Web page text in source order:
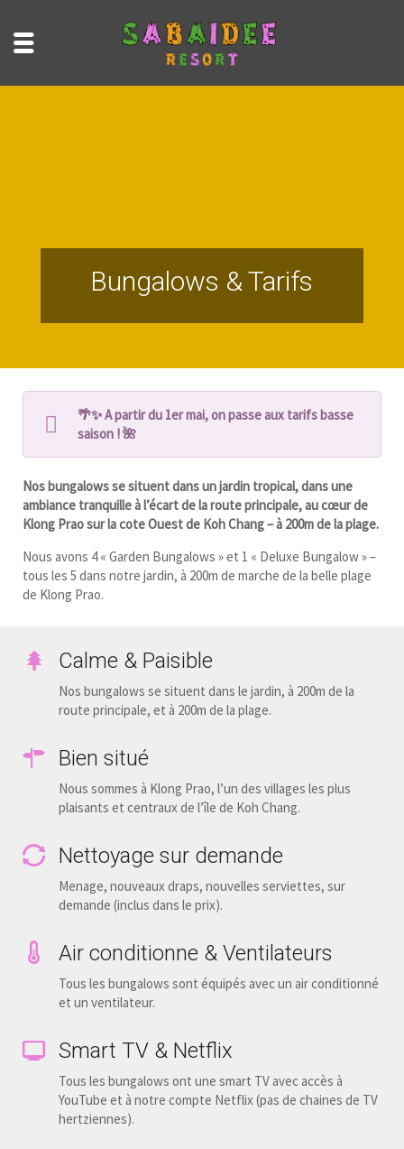
Bungalows & Tarifs
🌴✨ A partir du 1er mai, on passe aux tarifs basse
saison ! 🌺
Nos bungalows se situent dans un jardin tropical, dans une
ambiance tranquille à l’écart de la route principale, au cœur de
Klong Prao sur la cote Ouest de Koh Chang – à 200m de la plage.
Nous avons 4 « Garden Bungalows » et 1 « Deluxe Bungalow » –
tous les 5 dans notre jardin, à 200m de marche de la belle plage
de Klong Prao.
Calme & Paisible
Nos bungalows se situent dans le jardin, à 200m de la
route principale, et à 200m de la plage.
Bien situé
Nous sommes à Klong Prao, l’un des villages les plus
plaisants et centraux de l’île de Koh Chang.
Nettoyage sur demande
Menage, nouveaux draps, nouvelles serviettes, sur
demande (inclus dans le prix).
Air conditionne & Ventilateurs
Tous les bungalows sont équipés avec un air conditionné
et un ventilateur.
Smart TV & Netflix
Tous les bungalows ont une smart TV avec accès à
YouTube et à notre compte Netflix (pas de chaines de TV
hertziennes).